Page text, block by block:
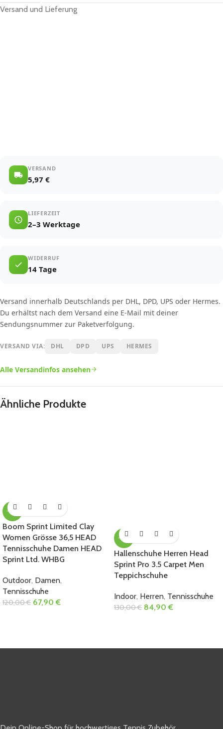
Versand und Lieferung
VERSAND
5,97 €
LIEFERZEIT
2–3 Werktage
WIDERRUF
14 Tage
Versand innerhalb Deutschlands per DHL, DPD, UPS oder Hermes.
Du erhältst nach dem Versand eine E-Mail mit deiner
Sendungsnummer zur Paketverfolgung.
VERSAND VIA: DHL DPD UPS HERMES
Alle Versandinfos ansehen
Ähnliche Produkte
-43%
Boom Sprint Limited Clay
Women Grösse 36,5 HEAD
Tennisschuhe Damen HEAD
Sprint Ltd. WHBG
Outdoor, Damen,
Tennisschuhe
120,00€ 67,90€
-35%
Hallenschuhe Herren Head
Sprint Pro 3.5 Carpet Men
Teppichschuhe
Indoor, Herren, Tennisschuhe
130,00€ 84,90€